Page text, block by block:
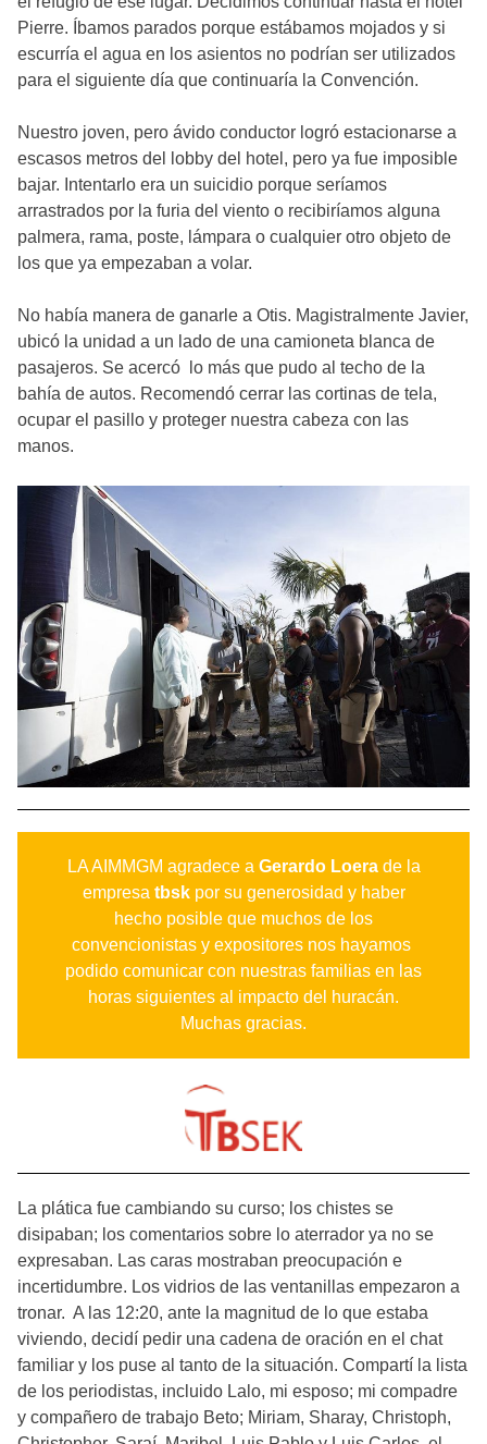
Pierre. Íbamos parados porque estábamos mojados y si
escurría el agua en los asientos no podrían ser utilizados
para el siguiente día que continuaría la Convención.
Nuestro joven, pero ávido conductor logró estacionarse a
escasos metros del lobby del hotel, pero ya fue imposible
bajar. Intentarlo era un suicidio porque seríamos
arrastrados por la furia del viento o recibiríamos alguna
palmera, rama, poste, lámpara o cualquier otro objeto de
los que ya empezaban a volar.
No había manera de ganarle a Otis. Magistralmente Javier,
ubicó la unidad a un lado de una camioneta blanca de
pasajeros. Se acercó lo más que pudo al techo de la
bahía de autos. Recomendó cerrar las cortinas de tela,
ocupar el pasillo y proteger nuestra cabeza con las
manos.
LA AIMMGM agradece a Gerardo Loerade la
empresa tbskpor su generosidad y haber
hecho posible que muchos de los
convencionistas y expositores nos hayamos
podido comunicar con nuestras familias en las
horas siguientes al impacto del huracán.
Muchas gracias.
La plática fue cambiando su curso; los chistes se
disipaban; los comentarios sobre lo aterrador ya no se
expresaban. Las caras mostraban preocupación e
incertidumbre. Los vidrios de las ventanillas empezaron a
tronar. A las 12:20, ante la magnitud de lo que estaba
viviendo, decidí pedir una cadena de oración en el chat
familiar y los puse al tanto de la situación. Compartí la lista
de los periodistas, incluido Lalo, mi esposo; mi compadre
y compañero de trabajo Beto; Miriam, Sharay, Christoph,